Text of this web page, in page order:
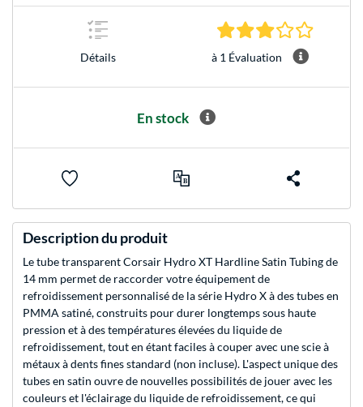
Détails à 1 Évaluation
En stock
Description du produit
Le tube transparent Corsair Hydro XT Hardline Satin Tubing de
14 mm permet de raccorder votre équipement de
refroidissement personnalisé de la série Hydro X à des tubes en
PMMA satiné, construits pour durer longtemps sous haute
pression et à des températures élevées du liquide de
refroidissement, tout en étant faciles à couper avec une scie à
métaux à dents fines standard (non incluse). L'aspect unique des
tubes en satin ouvre de nouvelles possibilités de jouer avec les
couleurs et l'éclairage du liquide de refroidissement, ce qui